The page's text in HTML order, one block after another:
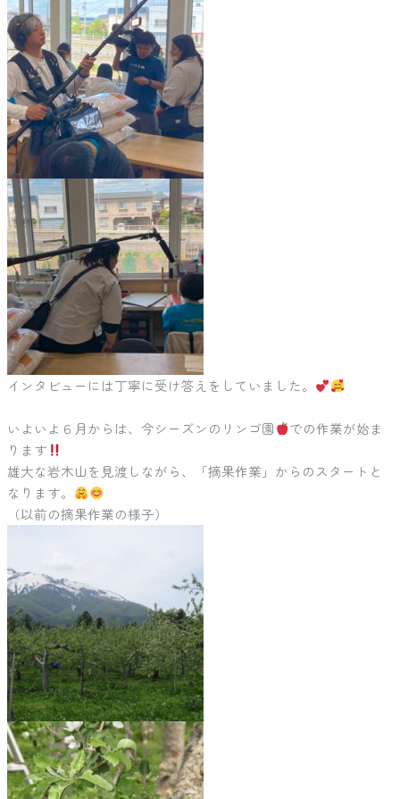
インタビューには丁寧に受け答えをしていました。
いよいよ６月からは、今シーズンのリンゴ園
での作業が始ま
ります
雄大な岩木山を見渡しながら、「摘果作業」からのスタートと
なります。
（以前の摘果作業の様子）